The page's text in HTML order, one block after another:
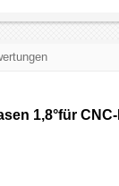
1,8°für